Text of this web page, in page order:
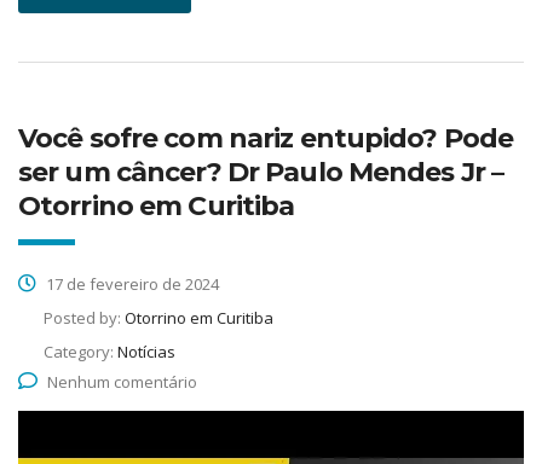
Você sofre com nariz entupido? Pode
ser um câncer? Dr Paulo Mendes Jr –
Otorrino em Curitiba
17 de fevereiro de 2024
Posted by: Otorrino em Curitiba
Category: Notícias
Nenhum comentário